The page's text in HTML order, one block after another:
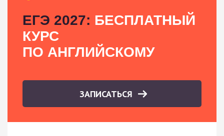
ЕГЭ 2027: БЕСПЛАТНЫЙ
КУРС
ПО АНГЛИЙСКОМУ
ЗАПИСАТЬСЯ